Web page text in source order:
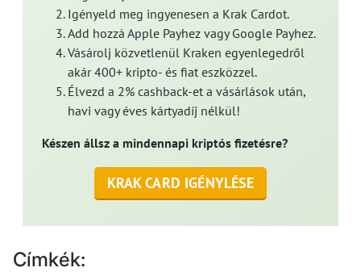
Igényeld meg ingyenesen a Krak Cardot.
Add hozzá Apple Payhez vagy Google Payhez.
Vásárolj közvetlenül Kraken egyenlegedről
akár 400+ kripto- és fiat eszközzel.
Élvezd a 2% cashback-et a vásárlások után,
havi vagy éves kártyadíj nélkül!
Készen állsz a mindennapi kriptós fizetésre?
KRAK CARD IGÉNYLÉSE
Címkék: